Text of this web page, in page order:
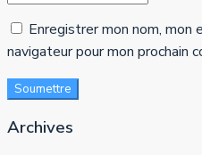
Enregistrer mon nom,
navigateur pour mon prochain
Soumettre
Archives